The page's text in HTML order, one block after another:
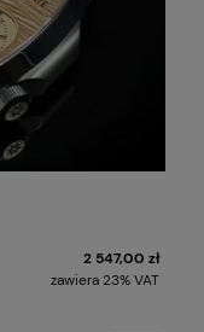
2 547,00 zł
zawiera 23% VAT